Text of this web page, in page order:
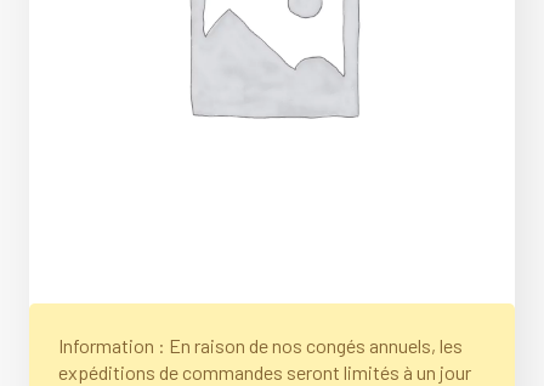
Information : En raison de nos congés annuels, les
expéditions de commandes seront limités à un jour